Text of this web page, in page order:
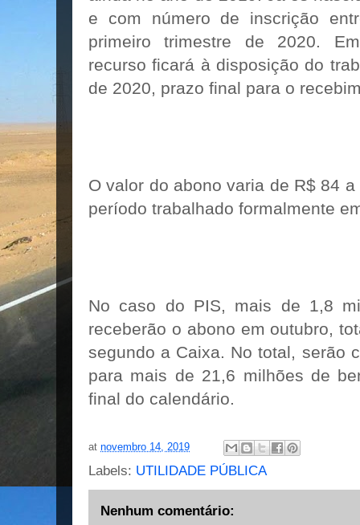
e com número de inscrição
primeiro trimestre de 2020.
recurso ficará à disposição do
de 2020, prazo final para o
O valor do abono varia de R$ 84
período trabalhado formalmente
No caso do PIS, mais de 1,8
receberão o abono em outubro,
segundo a Caixa. No total, serão
para mais de 21,6 milhões de
final do calendário.
at novembro 14, 2019
Labels: UTILIDADE PÚBLICA
Nenhum comentário: